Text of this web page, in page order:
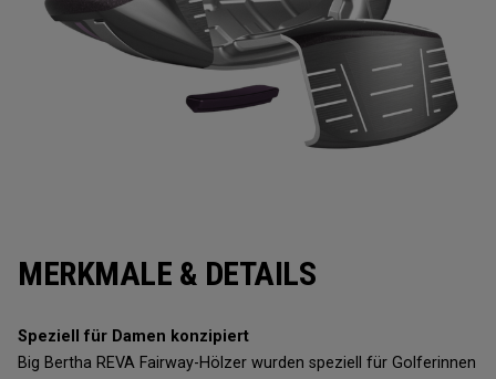
MERKMALE & DETAILS
Speziell für Damen konzipiert
Big Bertha REVA Fairway-Hölzer wurden speziell für Golferinnen